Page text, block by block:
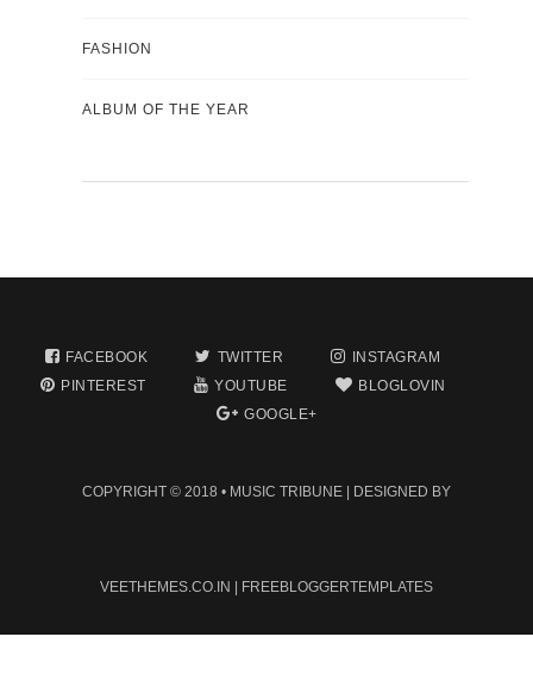
FASHION
ALBUM OF THE YEAR
FACEBOOK TWITTER
INSTAGRAM
PINTEREST
YOUTUBE
BLOGLOVIN
GOOGLE+
COPYRIGHT © 2018 • MUSIC TRIBUNE | DESIGNED BY
VEETHEMES.CO.IN | FREEBLOGGERTEMPLATES